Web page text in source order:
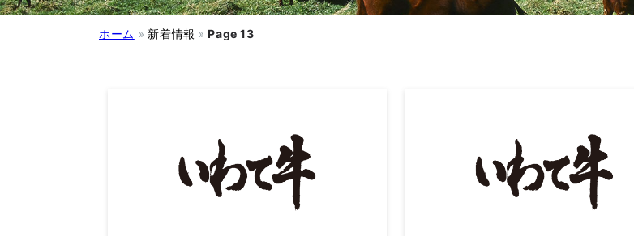
ホーム » 新着情報 » Page 13